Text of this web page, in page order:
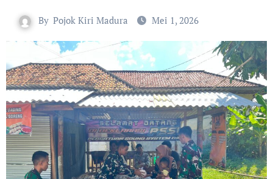
By Pojok Kiri Madura Mei 1, 2026